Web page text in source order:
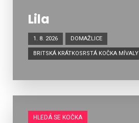
Lila
1. 8. 2026 DOMAŽLICE
BRITSKÁ KRÁTKOSRSTÁ KOČKA MÍVALY
HLEDÁ SE KOČKA